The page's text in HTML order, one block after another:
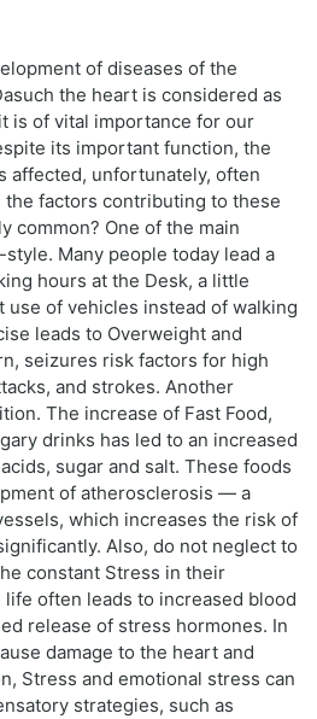
of diseases of the
the heart is considered as
is of vital importance for our
its important function, the
affected, unfortunately, often
the factors contributing to these
common? One of the main
Many people today lead a
hours at the Desk, a little
use of vehicles instead of walking
leads to Overweight and
seizures risk factors for high
and strokes. Another
The increase of Fast Food,
drinks has led to an increased
sugar and salt. These foods
of atherosclerosis — a
which increases the risk of
Also, do not neglect to
constant Stress in their
often leads to increased blood
release of stress hormones. In
damage to the heart and
Stress and emotional stress can
strategies, such as